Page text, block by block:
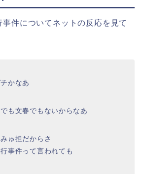
件についてネットの反応を見て
かなあ
も文春でもないからなあ
ゅ担だからさ
事件って言われても